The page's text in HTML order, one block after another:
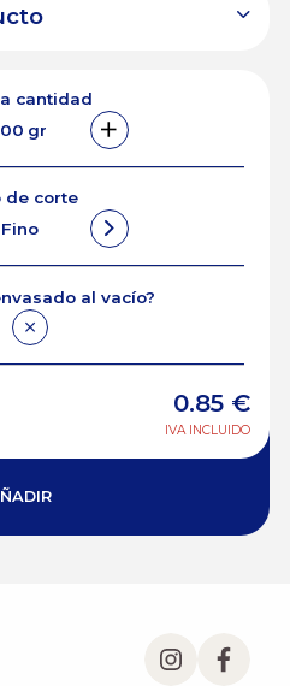
cantidad
gr
de corte
Fino
al vacío?
0.85 €
IVA INCLUIDO